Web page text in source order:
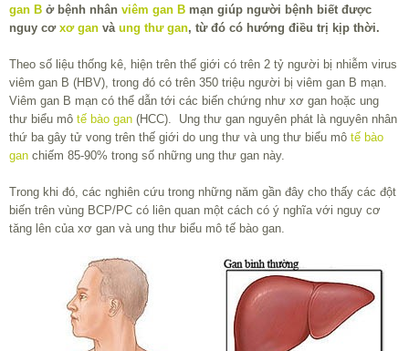
gan B ở bệnh nhân viêm gan B mạn giúp người bệnh biết được
nguy cơ xơ gan và ung thư gan, từ đó có hướng điều trị kịp thời.
Theo số liệu thống kê, hiện trên thế giới có trên 2 tỷ người bị nhiễm virus
viêm gan B (HBV), trong đó có trên 350 triệu người bị viêm gan B mạn.
Viêm gan B mạn có thể dẫn tới các biến chứng như xơ gan hoặc ung
thư biểu mô tế bào gan (HCC). Ung thư gan nguyên phát là nguyên nhân
thứ ba gây tử vong trên thế giới do ung thư và ung thư biểu mô tế bào
gan chiếm 85-90% trong số những ung thư gan này.
Trong khi đó, các nghiên cứu trong những năm gần đây cho thấy các đột
biến trên vùng BCP/PC có liên quan một cách có ý nghĩa với nguy cơ
tăng lên của xơ gan và ung thư biểu mô tế bào gan.